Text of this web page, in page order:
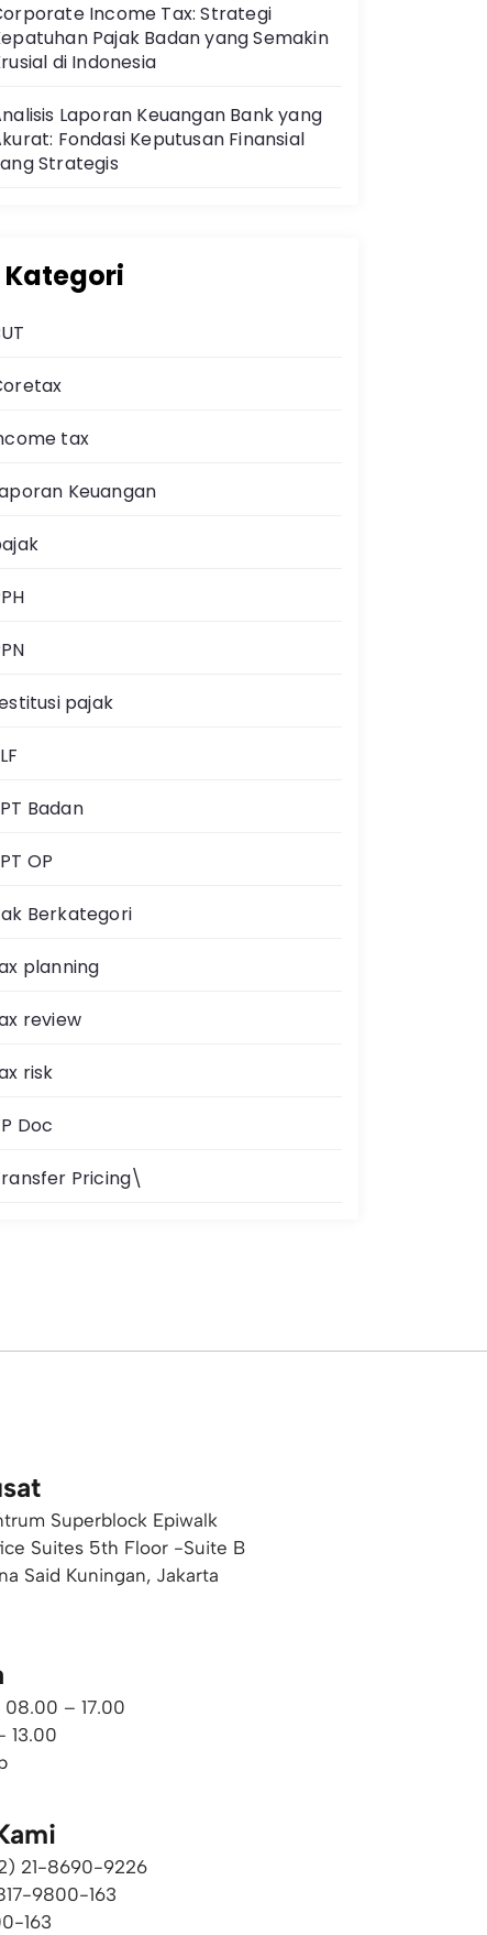
Income Tax: Strategi
Pajak Badan yang Semakin
di Indonesia
Laporan Keuangan Bank yang
Fondasi Keputusan Finansial
Strategis
Kategori
tax
Keuangan
pajak
Badan
OP
Berkategori
planning
review
risk
Doc
Pricing\
Superblock Epiwalk
Suites 5th Floor -Suite B
Said Kuningan, Jakarta
– 17.00
13.00
21-8690-9226​
9800-163
163